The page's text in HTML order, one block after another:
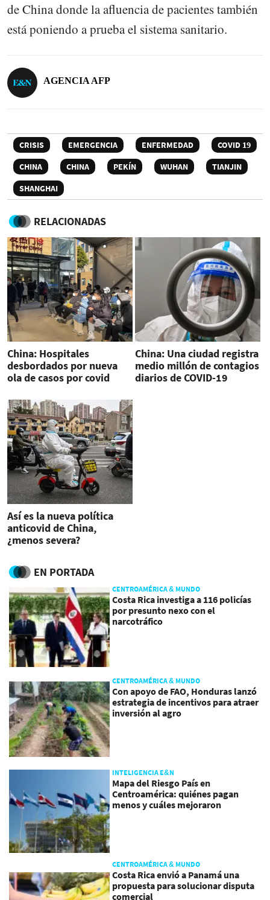
de China donde la afluencia de pacientes también
está poniendo a prueba el sistema sanitario.
AGENCIA AFP
CRISIS EMERGENCIA ENFERMEDAD
COVID 19
CHINA
CHINA PEKÍN WUHAN
TIANJIN
SHANGHAI
RELACIONADAS
China: Hospitales
desbordados por nueva
ola de casos por covid
China: Una ciudad registra
medio millón de contagios
diarios de COVID-19
Así es la nueva política
anticovid de China,
¿menos severa?
EN PORTADA
CENTROAMÉRICA & MUNDO
Costa Rica investiga a 116 policías
por presunto nexo con el
narcotráfico
CENTROAMÉRICA & MUNDO
Con apoyo de FAO, Honduras lanzó
estrategia de incentivos para atraer
inversión al agro
INTELIGENCIA E&N
Mapa del Riesgo País en
Centroamérica: quiénes pagan
menos y cuáles mejoraron
CENTROAMÉRICA & MUNDO
Costa Rica envió a Panamá una
propuesta para solucionar disputa
comercial